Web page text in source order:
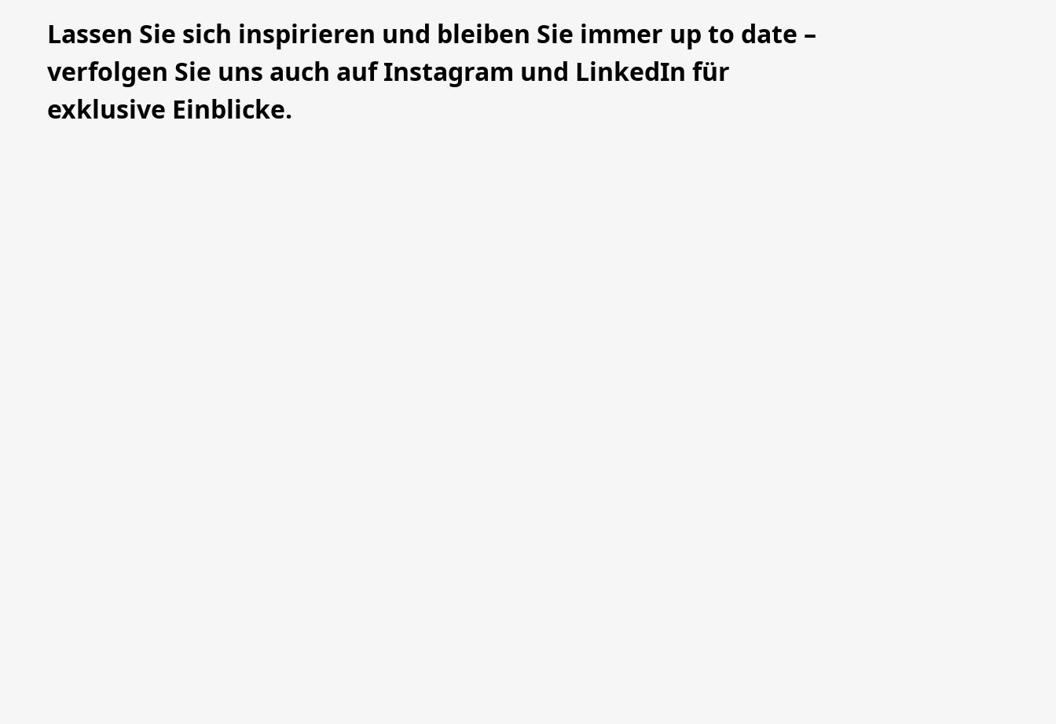
Lassen Sie sich inspirieren und bleiben Sie immer up to date –
verfolgen Sie uns auch auf Instagram und LinkedIn für
exklusive Einblicke.